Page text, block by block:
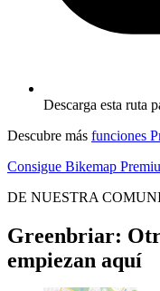
Descarga esta ruta
Descubre más funciones
Consigue Bikemap
DE NUESTRA
Greenbriar:
empiezan aquí